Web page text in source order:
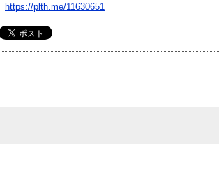
https://plth.me/11630651